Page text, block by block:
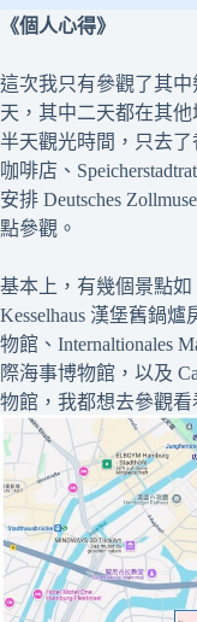
《個人心得》
這次我只有參觀了其
天，其中二天都在其
半天觀光時間，只去了
咖啡店、
安排 Deutsches
點參觀。
基本上，有幾個景點如
Kesselhaus 漢堡舊鍋爐
物館、Internaltionales
際海事博物館，以及
物館，我都想去參觀